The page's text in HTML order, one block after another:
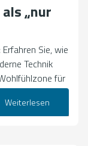
„nur
Sie, wie
Technik
für
Weiterlesen